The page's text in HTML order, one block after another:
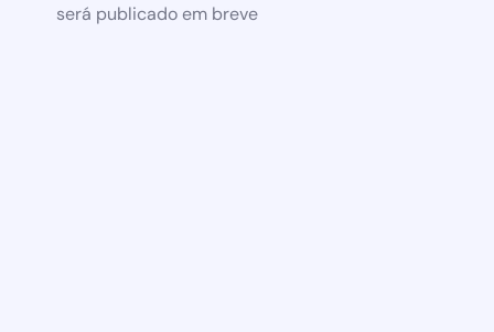
será publicado em breve